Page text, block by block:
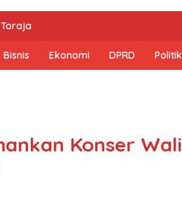
Toraja
Bisnis Ekonomi DPRD Politik
Konser Wali